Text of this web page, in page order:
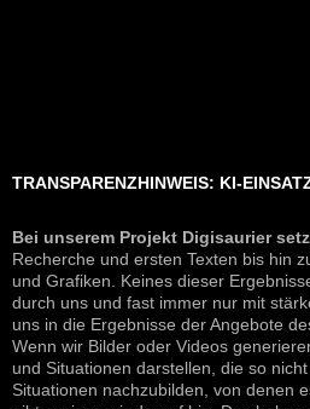
TRANSPARENZHINWEIS: KI-
Bei unserem Projekt Digisaurier
Recherche und ersten Texten bis hin
und Grafiken. Keines dieser
durch uns und fast immer nur mit
uns in die Ergebnisse der Angebote
Wenn wir Bilder oder Videos
und Situationen darstellen, die so
Situationen nachzubilden, von denen